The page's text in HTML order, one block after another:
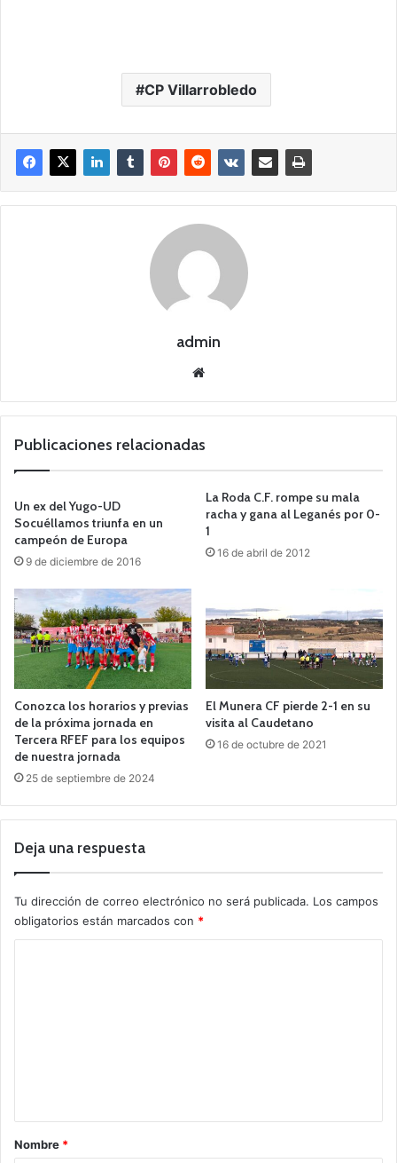
CP Villarrobledo
admin
we
Publicaciones relacionadas
Un ex del Yugo-UD
Socuéllamos triunfa en un
campeón de Europa
9 de diciembre de 2016
La Roda C.F. rompe su mala
racha y gana al Leganés por 0-
1
16 de abril de 2012
Conozca los horarios y previas
de la próxima jornada en
Tercera RFEF para los equipos
de nuestra jornada
25 de septiembre de 2024
El Munera CF pierde 2-1 en su
visita al Caudetano
16 de octubre de 2021
Deja una respuesta
Tu dirección de correo electrónico no será publicada. Los campos
obligatorios están marcados con *
rNombre *